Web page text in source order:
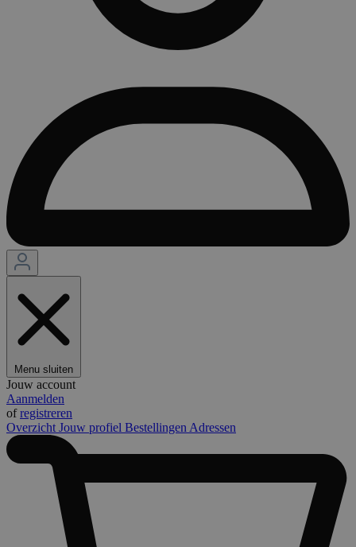
Menu sluiten
Jouw account
Aanmelden
ofregistreren
Overzicht Jouw profiel Bestellingen Adressen